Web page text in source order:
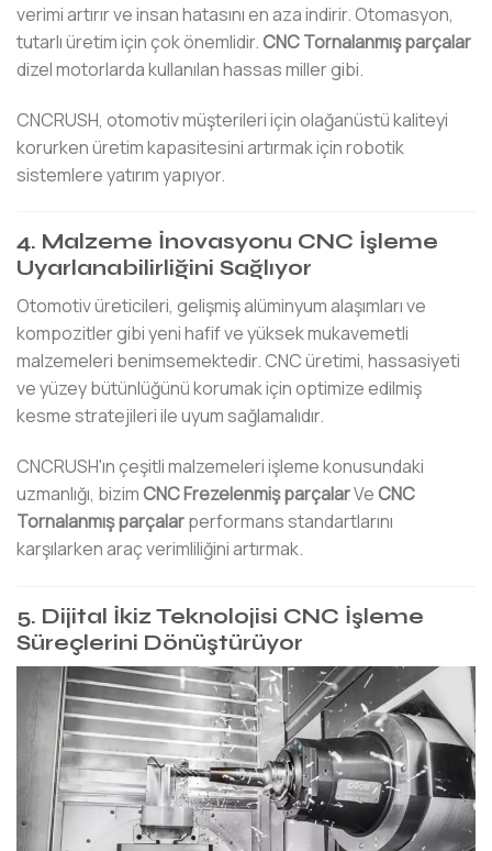
verimi artırır ve insan hatasını en aza indirir. Otomasyon,
tutarlı üretim için çok önemlidir.CNC Tornalanmış parçalar
dizel motorlarda kullanılan hassas miller gibi.
CNCRUSH, otomotiv müşterileri için olağanüstü kaliteyi
korurken üretim kapasitesini artırmak için robotik
sistemlere yatırım yapıyor.
4. Malzeme İnovasyonu CNC İşleme
Uyarlanabilirliğini Sağlıyor
Otomotiv üreticileri, gelişmiş alüminyum alaşımları ve
kompozitler gibi yeni hafif ve yüksek mukavemetli
malzemeleri benimsemektedir. CNC üretimi, hassasiyeti
ve yüzey bütünlüğünü korumak için optimize edilmiş
kesme stratejileri ile uyum sağlamalıdır.
CNCRUSH'ın çeşitli malzemeleri işleme konusundaki
uzmanlığı, bizimCNC Frezelenmiş parçalarVeCNC
Tornalanmış parçalarperformans standartlarını
karşılarken araç verimliliğini artırmak.
5. Dijital İkiz Teknolojisi CNC İşleme
Süreçlerini Dönüştürüyor